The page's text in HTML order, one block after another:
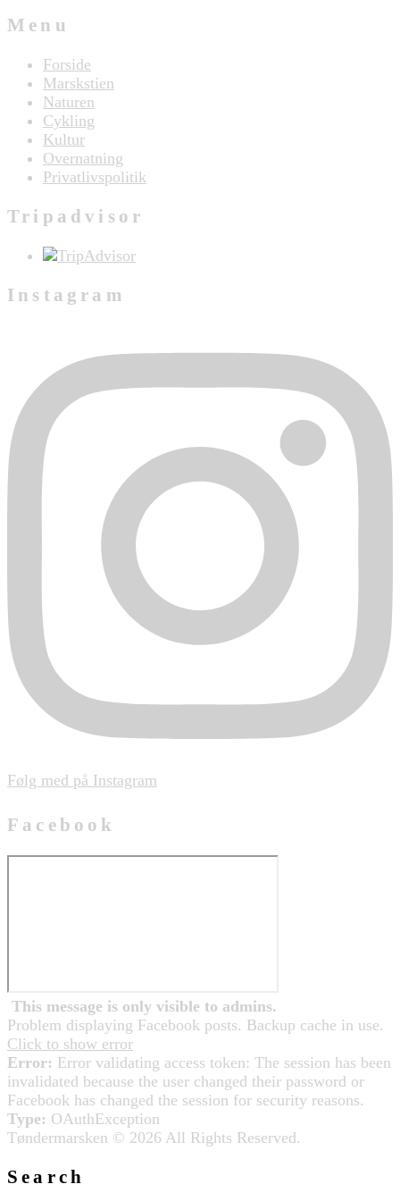
Menu
Forside
Marskstien
Naturen
Cykling
Kultur
Overnatning
Privatlivspolitik
Tripadvisor
Instagram
Følg med på Instagram
Facebook
This message is only visible to admins.
Problem displaying Facebook posts. Backup cache in use.
Click to show error
Error: Error validating access token: The session has been
invalidated because the user changed their password or
Facebook has changed the session for security reasons.
Type: OAuthException
Tøndermarsken © 2026 All Rights Reserved.
Search